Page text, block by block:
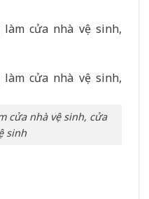
cửa nhà vệ sinh, cửa
sinh